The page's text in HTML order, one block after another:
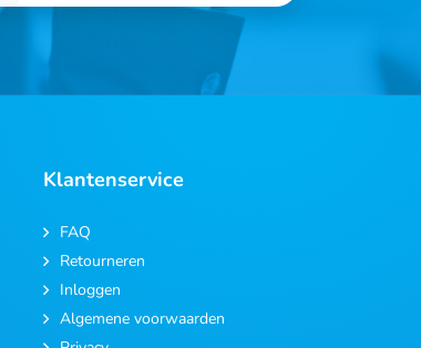
Klantenservice
FAQ
Retourneren
Inloggen
Algemene voorwaarden